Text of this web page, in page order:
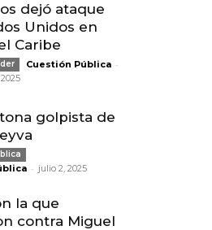
dejó ataque
Unidos en
Caribe
Cuestión Pública -
golpista de
- julio 2, 2025
la que
contra Miguel